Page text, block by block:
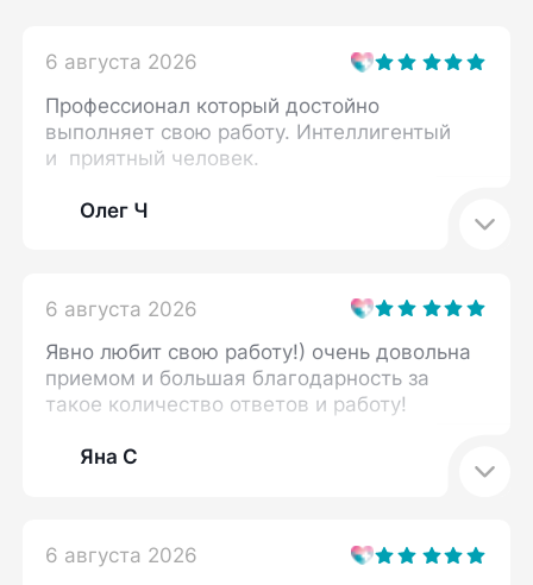
6 августа 2026
Профессионал который достойно
выполняет свою работу. Интеллигентый
и приятный человек.
Олег Ч
6 августа 2026
Явно любит свою работу!) очень довольна
приемом и большая благодарность за
такое количество ответов и работу!
Яна С
6 августа 2026